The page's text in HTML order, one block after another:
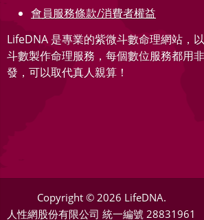
會員服務條款/消費者權益
LifeDNA 是專業的紫微斗數命理網站，
斗數製作命理服務，每個數位服務都用
發，可以取代真人親算！
Copyright © 2026 LifeDNA.
人性網股份有限公司 統一編號 28831961